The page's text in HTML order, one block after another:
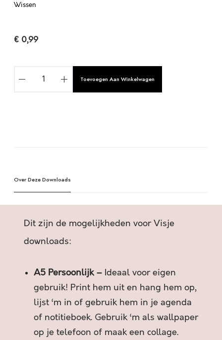
Wissen
€ 0,99
A
T
A
S
E
L
O
P
N
D
Toevoegen Aan Winkelwagen
r
n
a
Over Deze Downloads
Dit zijn de mogelijkheden voor Visje
downloads:
A5 Persoonlijk – Ideaal voor eigen
gebruik! Print hem uit en hang hem op,
lijst ‘m in of gebruik hem in je agenda
of notitieboek. Gebruik ‘m als wallpaper
op je telefoon of maak een collage.